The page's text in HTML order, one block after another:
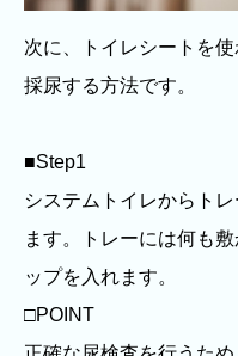
次に、トイレシートを
採尿する方法です。
■Step1
システムトイレからト
ます。トレーには何も
ップを入れます。
□POINT